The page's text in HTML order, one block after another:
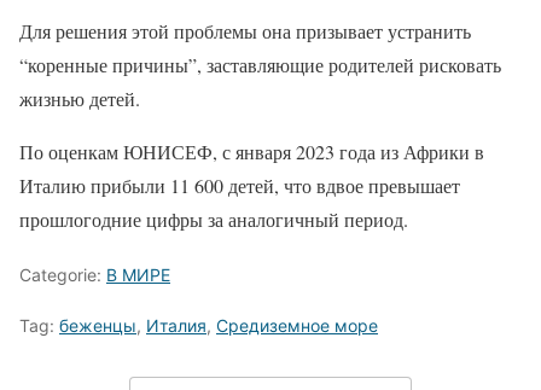
Для решения этой проблемы она призывает устранить
“коренные причины”, заставляющие родителей рисковать
жизнью детей.
По оценкам ЮНИСЕФ, с января 2023 года из Африки в
Италию прибыли 11 600 детей, что вдвое превышает
прошлогодние цифры за аналогичный период.
Categorie: В МИРЕ
Tag: беженцы, Италия, Средиземное море